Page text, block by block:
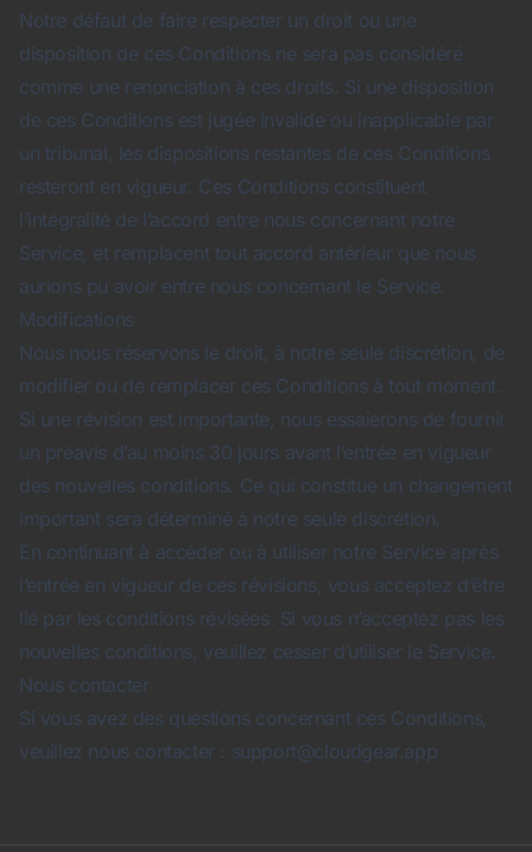
Notre défaut de faire respecter un droit ou une
disposition de ces Conditions ne sera pas considéré
comme une renonciation à ces droits. Si une disposition
de ces Conditions est jugée invalide ou inapplicable par
un tribunal, les dispositions restantes de ces Conditions
resteront en vigueur. Ces Conditions constituent
l’intégralité de l’accord entre nous concernant notre
Service, et remplacent tout accord antérieur que nous
aurions pu avoir entre nous concernant le Service.
Modifications
Nous nous réservons le droit, à notre seule discrétion, de
modifier ou de remplacer ces Conditions à tout moment.
Si une révision est importante, nous essaierons de fournir
un préavis d’au moins 30 jours avant l’entrée en vigueur
des nouvelles conditions. Ce qui constitue un changement
important sera déterminé à notre seule discrétion.
En continuant à accéder ou à utiliser notre Service après
l’entrée en vigueur de ces révisions, vous acceptez d’être
lié par les conditions révisées. Si vous n’acceptez pas les
nouvelles conditions, veuillez cesser d’utiliser le Service.
Nous contacter
Si vous avez des questions concernant ces Conditions,
veuillez nous contacter : support@cloudgear.app